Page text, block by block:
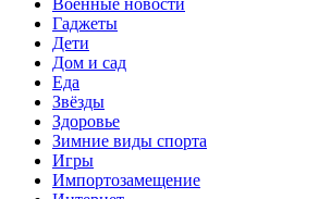
Гаджеты
Дети
Дом и сад
Еда
Звёзды
Здоровье
Зимние виды спорта
Игры
Импортозамещение